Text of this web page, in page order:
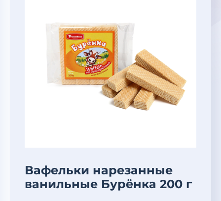
Вафельки нарезанные
ванильные Бурёнка 200 г